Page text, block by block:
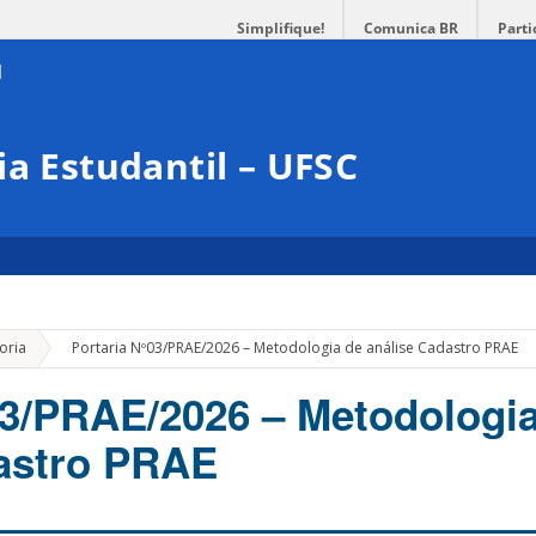
Simplifique! Comunica BR
Estudantil – UFSC
» Portaria Nº03/PRAE/2026 – Metodologia de análise Cadastro PRAE
PRAE/2026 –
PRAE